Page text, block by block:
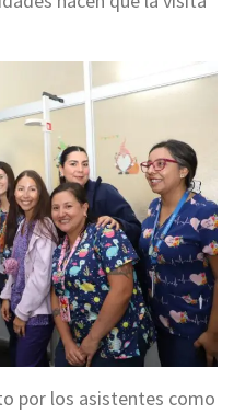
por los asistentes como